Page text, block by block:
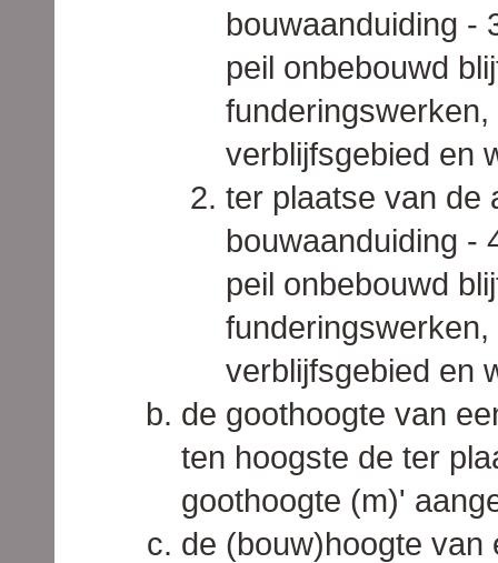
bouwaanduiding -
peil onbebouwd
verblijfsgebied en
ter plaatse van de
bouwaanduiding -
peil onbebouwd
verblijfsgebied en
de goothoogte van
ten hoogste de ter
goothoogte (m)'
de (bouw)hoogte van